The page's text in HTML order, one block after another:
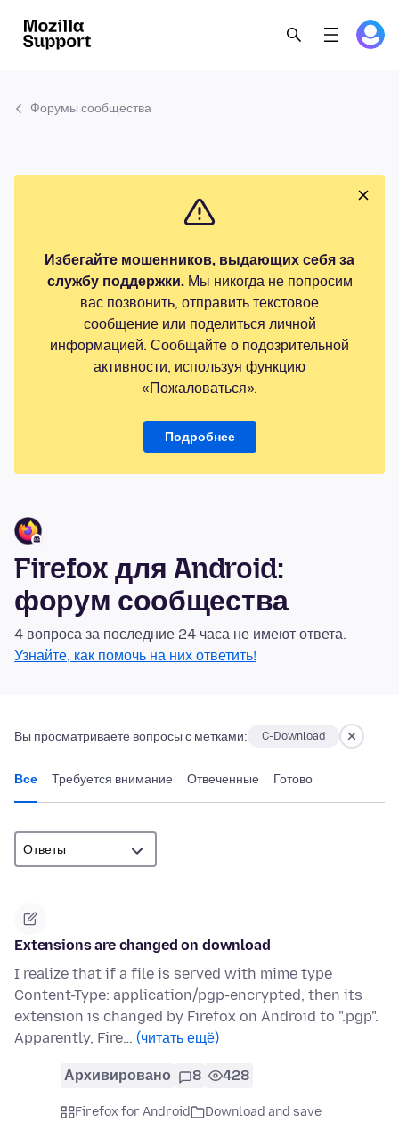
Форумы сообщества
Избегайте мошенников, выдающих себя за
службу поддержки.Мы никогда не попросим
вас позвонить, отправить текстовое
сообщение или поделиться личной
информацией. Сообщайте о подозрительной
активности, используя функцию
«Пожаловаться».
Подробнее
Firefox для Android:
форум сообщества
4 вопроса за последние 24 часа не имеют ответа.
Узнайте, как помочь на них ответить!
Вы просматриваете вопросы с метками: C-Download
Все Требуется внимание Отвеченные Готово
Extensions are changed on download
I realize that if a file is served with mime type
Content-Type: application/pgp-encrypted, then its
extension is changed by Firefox on Android to ".pgp".
Apparently, Fire… (читать ещё)
Архивировано 8 428
Firefox for Android
Download and save